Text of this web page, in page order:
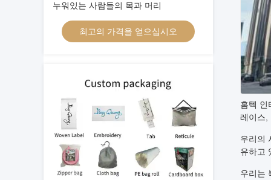
누워있는 사람들의 목과 머리
최고의 가격을 얻으십시오
홈텍 인
레이스,
우리의
유하고
우리는